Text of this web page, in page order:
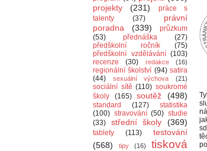
projekty
(231)
práce s
talenty
(37)
právní
poradna
(339)
průzkum
(53)
přednáška
(27)
předškolní ročník
(75)
předškolní vzdělávání (103)
recenze
(30) redakce (16)
regionální školství (94) satira
(44)
sexuální výchova (21)
sociální sítě (110) soukromé
školy
(165) soutěž (498)
standard (127)
statistika
(100) stravování (50) studie
(33)
střední školy (369)
tablety (113)
testování
(568)
tipy (16)
tisková